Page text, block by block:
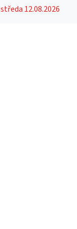
12.08.2026